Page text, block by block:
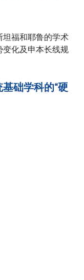
坦福和耶鲁的学术
化及申本长线规
础学科的“硬